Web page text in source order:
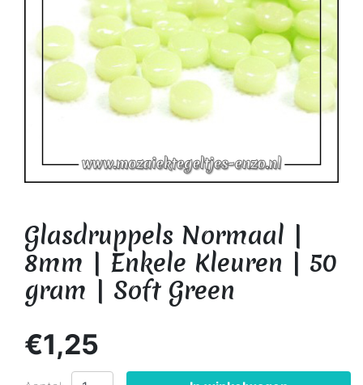
Glasdruppels Normaal |
8mm | Enkele Kleuren | 50
gram | Soft Green
€1,25